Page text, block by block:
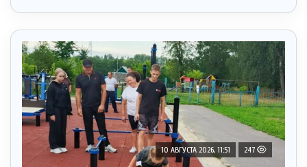
10 АВГУСТА 2026, 11:51 247